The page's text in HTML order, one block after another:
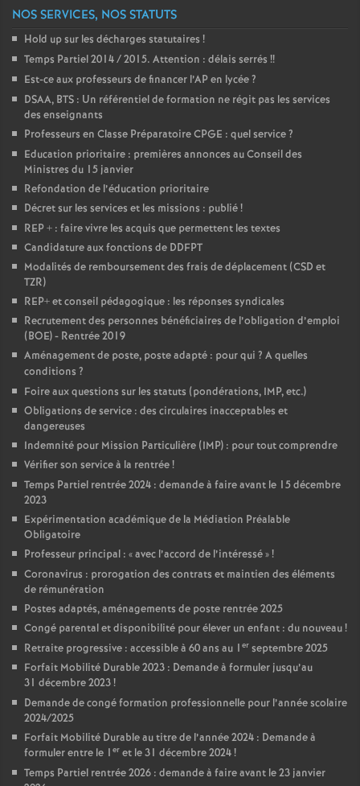
s
T
o
u
s
NOS SERVICES, NOS STATUTS
Hold up sur les décharges statutaires !
Temps Partiel 2014 / 2015. Attention : délais serrés !!
Est-ce aux professeurs de financer l’AP en lycée?
DSAA, BTS : Un référentiel de formation ne régit pas les services
des enseignants
Professeurs en Classe Préparatoire CPGE : quel service?
Education prioritaire : premières annonces au Conseil des
Ministres du 15 janvier
Refondation de l’éducation prioritaire
Décret sur les services et les missions : publié!
REP + : faire vivre les acquis que permettent les textes
Candidature aux fonctions de DDFPT
Modalités de remboursement des frais de déplacement (CSD et
TZR)
REP+ et conseil pédagogique : les réponses syndicales
Recrutement des personnes bénéficiaires de l’obligation d’emploi
(BOE) - Rentrée 2019
Aménagement de poste, poste adapté : pour qui ? A quelles
conditions ?
Foire aux questions sur les statuts (pondérations, IMP, etc.)
Obligations de service : des circulaires inacceptables et
dangereuses
Indemnité pour Mission Particulière (IMP) : pour tout comprendre
Vérifier son service à la rentrée!
Temps Partiel rentrée 2024 : demande à faire avant le 15 décembre
2023
Expérimentation académique de la Médiation Préalable
Obligatoire
Professeur principal : «avec l’accord de l’intéressé»!
Coronavirus : prorogation des contrats et maintien des éléments
de rémunération
Postes adaptés, aménagements de poste rentrée 2025
Congé parental et disponibilité pour élever un enfant : du nouveau!
Retraite progressive : accessible à 60 ans au 1 er septembre 2025
Forfait Mobilité Durable 2023 : Demande à formuler jusqu’au
31 décembre 2023!
Demande de congé formation professionnelle pour l’année scolaire
2024/2025
Forfait Mobilité Durable au titre de l’année 2024 : Demande à
formuler entre le 1 er et le 31 décembre 2024!
Temps Partiel rentrée 2026 : demande à faire avant le 23 janvier